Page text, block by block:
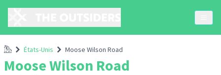
AccueilÉtats-Unis Moose Wilson Road
Moose Wilson Road